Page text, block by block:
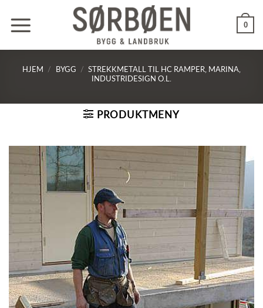
0
HJEM / BYGG / STREKKMETALL TIL HC RAMPER, MARINA,
INDUSTRIDESIGN O.L.
PRODUKTMENY